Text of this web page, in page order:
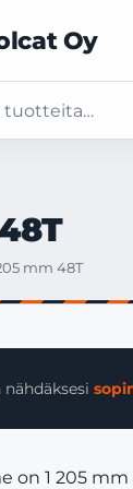
Oy
mm 48T
on 1 205